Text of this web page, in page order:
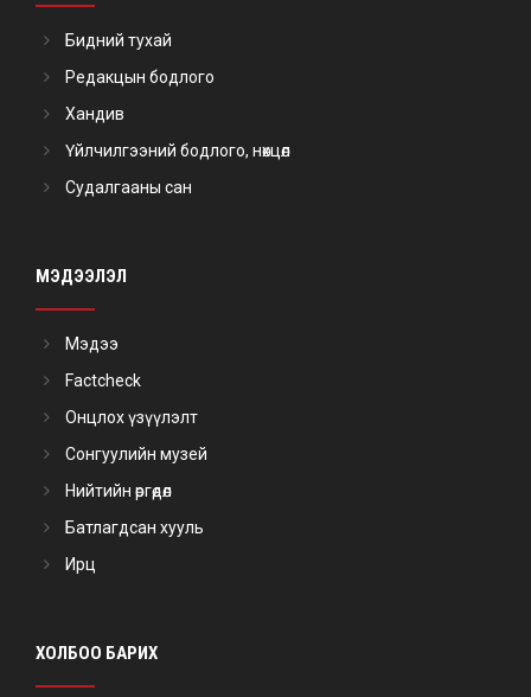
Бидний тухай
Редакцын бодлого
Хандив
Үйлчилгээний бодлого, нөхцөл
Судалгааны сан
МЭДЭЭЛЭЛ
Мэдээ
Factcheck
Онцлох үзүүлэлт
Сонгуулийн музей
Нийтийн өргөдөл
Батлагдсан хууль
Ирц
ХОЛБОО БАРИХ